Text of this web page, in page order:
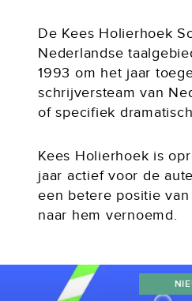
De Kees Holierhoek
Nederlandse
1993 om het jaar
schrijversteam van
of specifiek
Kees Holierhoek is
jaar actief voor de
een betere positie
naar hem vernoemd.